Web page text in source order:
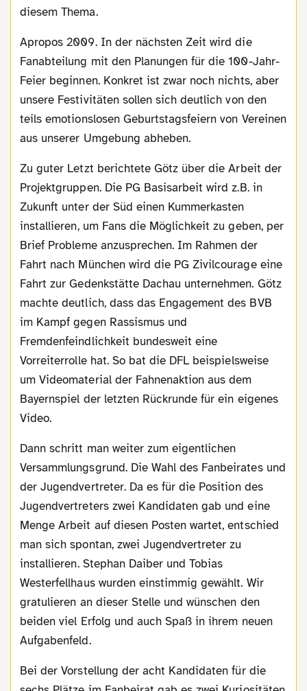
diesem Thema.
Apropos 2009. In der nächsten Zeit wird die
Fanabteilung mit den Planungen für die 100-Jahr-
Feier beginnen. Konkret ist zwar noch nichts, aber
unsere Festivitäten sollen sich deutlich von den
teils emotionslosen Geburtstagsfeiern von Vereinen
aus unserer Umgebung abheben.
Zu guter Letzt berichtete Götz über die Arbeit der
Projektgruppen. Die PG Basisarbeit wird z.B. in
Zukunft unter der Süd einen Kummerkasten
installieren, um Fans die Möglichkeit zu geben, per
Brief Probleme anzusprechen. Im Rahmen der
Fahrt nach München wird die PG Zivilcourage eine
Fahrt zur Gedenkstätte Dachau unternehmen. Götz
machte deutlich, dass das Engagement des BVB
im Kampf gegen Rassismus und
Fremdenfeindlichkeit bundesweit eine
Vorreiterrolle hat. So bat die DFL beispielsweise
um Videomaterial der Fahnenaktion aus dem
Bayernspiel der letzten Rückrunde für ein eigenes
Video.
Dann schritt man weiter zum eigentlichen
Versammlungsgrund. Die Wahl des Fanbeirates und
der Jugendvertreter. Da es für die Position des
Jugendvertreters zwei Kandidaten gab und eine
Menge Arbeit auf diesen Posten wartet, entschied
man sich spontan, zwei Jugendvertreter zu
installieren. Stephan Daiber und Tobias
Westerfellhaus wurden einstimmig gewählt. Wir
gratulieren an dieser Stelle und wünschen den
beiden viel Erfolg und auch Spaß in ihrem neuen
Aufgabenfeld.
Bei der Vorstellung der acht Kandidaten für die